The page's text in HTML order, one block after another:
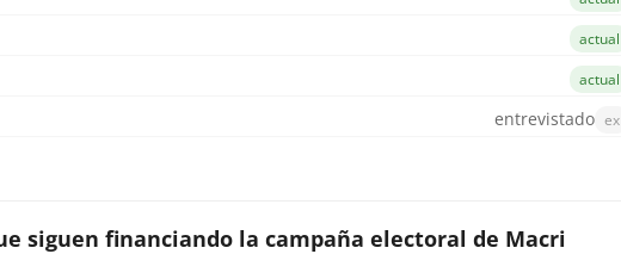
actual
actual
entrevistado ex
siguen financiando la campaña electoral de Macri